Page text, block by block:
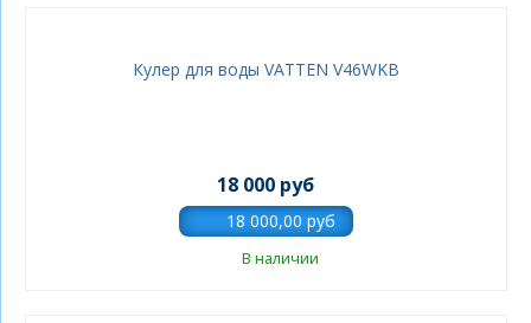
Кулер для воды VATTEN V46WKB
18 000 руб
В наличии